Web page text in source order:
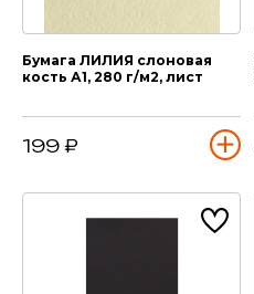
Бумага ЛИЛИЯ слоновая
кость А1, 280 г/м2, лист
199 ₽